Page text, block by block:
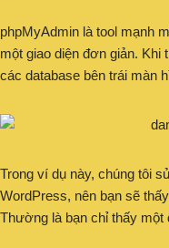
phpMyAdmin là tool mạnh
một giao diện đơn giản. Khi
các database bên trái màn
Trong ví dụ này, chúng tôi
WordPress, nên bạn sẽ
Thường là bạn chỉ thấy một